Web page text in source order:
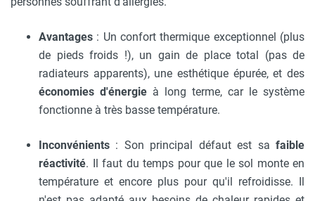
Avantages : Un confort thermique exceptionnel (plus
de pieds froids !), un gain de place total (pas de
radiateurs apparents), une esthétique épurée, et des
économies d'énergie à long terme, car le système
fonctionne à très basse température.
Inconvénients : Son principal défaut est sa faible
réactivité. Il faut du temps pour que le sol monte en
température et encore plus pour qu'il refroidisse. Il